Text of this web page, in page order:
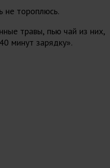
не тороплюсь.
травы, пью чай из них,
минут зарядку».